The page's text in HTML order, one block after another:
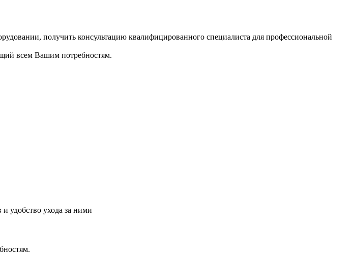
получить консультацию квалифицированного специалиста для профессиональной
всем Вашим потребностям.
удобство ухода за ними